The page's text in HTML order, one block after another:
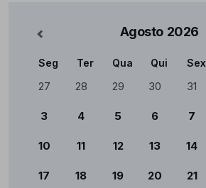
Agosto 2026
Calendário
Seg Ter Qua Qui Sex
27 28 29 30 31
3 4 5 6 7
10 11 12 13 14
17 18 19 20 21